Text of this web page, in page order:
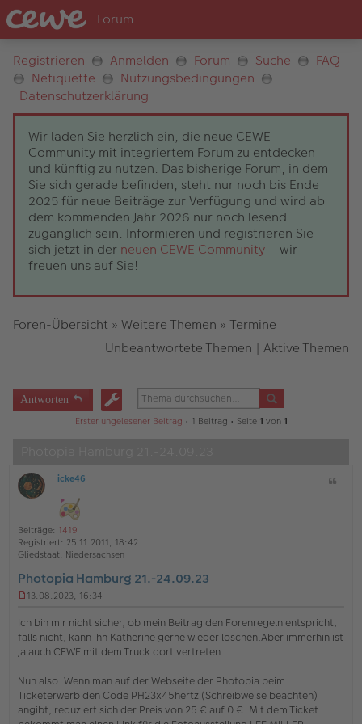
Registrieren Anmelden Forum Suche
FAQ
Netiquette
Nutzungsbedingungen
Datenschutzerklärung
Wir laden Sie herzlich ein, die neue CEWE
Community mit integriertem Forum zu entdecken
und künftig zu nutzen. Das bisherige Forum, in dem
Sie sich gerade befinden, steht nur noch bis Ende
2025 für neue Beiträge zur Verfügung und wird ab
dem kommenden Jahr 2026 nur noch lesend
zugänglich sein. Informieren und registrieren Sie
sich jetzt in der neuen CEWE Community – wir
freuen uns auf Sie!
Foren-Übersicht » Weitere Themen » Termine
Unbeantwortete Themen | Aktive Themen
Antworten
Erster ungelesener Beitrag • 1 Beitrag • Seite 1 von 1
n
e
icke46
Beiträge: 1419
Registriert: 25.11.2011, 18:42
Gliedstaat: Niedersachsen
Photopia Hamburg 21.-24.09.23
n
g
e
s
n
e
13.08.2023, 16:34
Ich bin mir nicht sicher, ob mein Beitrag den Forenregeln entspricht,
falls nicht, kann ihn Katherine gerne wieder löschen.Aber immerhin ist
ja auch CEWE mit dem Truck dort vertreten.
Nun also: Wenn man auf der Webseite der Photopia beim
Ticketerwerb den Code PH23x45hertz (Schreibweise beachten)
angibt, reduziert sich der Preis von 25 € auf 0 €. Mit dem Ticket